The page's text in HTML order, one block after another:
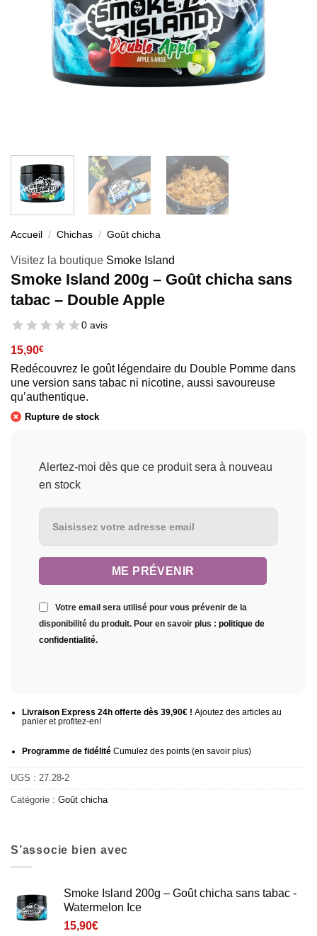
Accueil / Chichas / Goût chicha
Visitez la boutique Smoke Island
Smoke Island 200g – Goût chicha sans
tabac – Double Apple
0 avis
15,90€
Redécouvrez le goût légendaire du Double Pomme dans
une version sans tabac ni nicotine, aussi savoureuse
qu’authentique.
Rupture de stock
Alertez-moi dès que ce produit sera à nouveau
en stock
Votre email sera utilisé pour vous prévenir de la
disponibilité du produit. Pour en savoir plus : politique de
confidentialité.
Livraison Express 24h offerte dès 39,90€ ! Ajoutez des articles au
panier et profitez-en!
Programme de fidélitéCumulez des points (en savoir plus)
UGS : 27.28-2
Catégorie : Goût chicha
S’associe bien avec
Smoke Island 200g – Goût chicha sans tabac -
Watermelon Ice
15,90€